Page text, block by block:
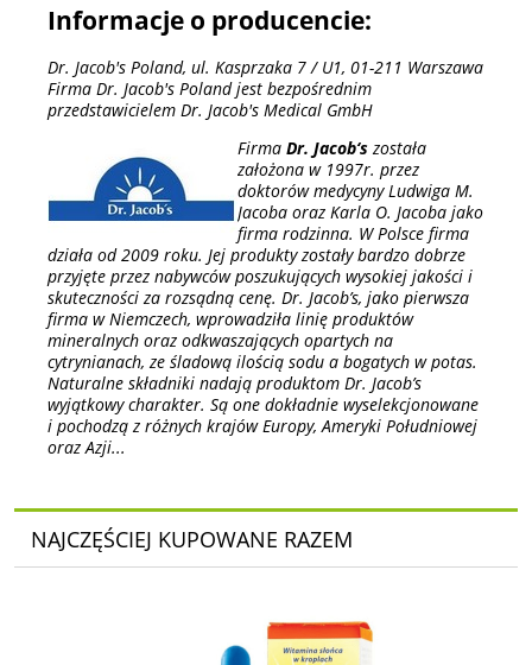
Informacje o producencie:
Dr. Jacob's Poland, ul. Kasprzaka 7 / U1, 01-211 Warszawa
Firma Dr. Jacob's Poland jest bezpośrednim
przedstawicielem Dr. Jacob's Medical GmbH
Firma Dr. Jacob‘szostała
założona w 1997r. przez
doktorów medycyny Ludwiga M.
Jacoba oraz Karla O. Jacoba jako
firma rodzinna. W Polsce firma
działa od 2009 roku. Jej produkty zostały bardzo dobrze
przyjęte przez nabywców poszukujących wysokiej jakości i
skuteczności za rozsądną cenę. Dr. Jacob’s, jako pierwsza
firma w Niemczech, wprowadziła linię produktów
mineralnych oraz odkwaszających opartych na
cytrynianach, ze śladową ilością sodu a bogatych w potas.
Naturalne składniki nadają produktom Dr. Jacob’s
wyjątkowy charakter. Są one dokładnie wyselekcjonowane
i pochodzą z różnych krajów Europy, Ameryki Południowej
oraz Azji...
NAJCZĘŚCIEJ KUPOWANE RAZEM